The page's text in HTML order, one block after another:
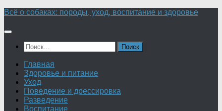
Перейти
содержимому
Всё о собаках: породы, уход, воспитание и здоровье
Найти:
Главная
Здоровье и питание
Уход
Поведение и дрессировка
Разведение
Воспитание